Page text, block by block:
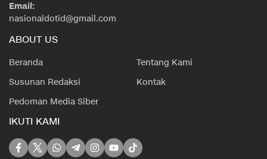
Email:
nasionaldotid@gmail.com
ABOUT US
Beranda
Tentang Kami
Susunan Redaksi
Kontak
Pedoman Media Siber
IKUTI KAMI